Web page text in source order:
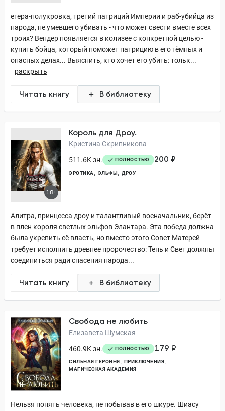
етера-полукровка, третий патриций Империи и раб-убийца из
народа, не умевшего убивать - что может свести вместе всех
троих? Вендер появляется в колизее с конкретной целью -
купить бойца, который поможет патрицию в его тёмных и
опасных делах... Выяснить, кто хочет его убить: тольк...
раскрыть
Читать книгу В библиотеку
18+
Король для Дроу.
Кристина Скрипникова
511.6K зн.
ПОЛНОСТЬЮ 200 ₽
ЭРОТИКА ЭЛЬФЫ ДРОУ
Алитра, принцесса дроу и талантливый военачальник, берёт
в плен короля светлых эльфов Элантара. Эта победа должна
была укрепить её власть, но вместо этого Совет Матерей
требует исполнить древнее пророчество: Тень и Свет должны
соединиться ради спасения народа...
Читать книгу В библиотеку
Свобода не любить
Елизавета Шумская
460.9K зн.
ПОЛНОСТЬЮ 179 ₽
СИЛЬНАЯ ГЕРОИНЯ
ПРИКЛЮЧЕНИЯ
МАГИЧЕСКАЯ АКАДЕМИЯ
Нельзя понять человека, не побывав в его шкуре. Шиасу